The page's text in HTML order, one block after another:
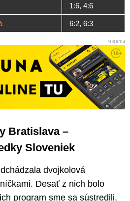
1:6, 4:6
6:2, 6:3
Bratislava –
Sloveniek
dvojkolová
Desať z nich bolo
program sme sa sústredili.